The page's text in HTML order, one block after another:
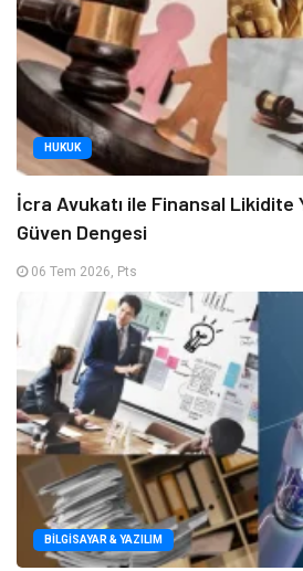
HUKUK
İcra Avukatı ile Finansal Likidite
Güven Dengesi
06 Tem 2026, Pts
BILGISAYAR & YAZILIM